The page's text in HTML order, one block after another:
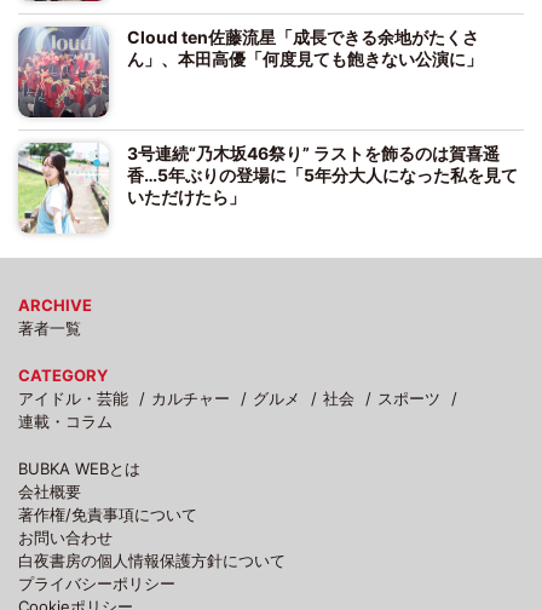
Cloud ten佐藤流星「成長できる余地がたくさ
ん」、本田高優「何度見ても飽きない公演に」
3号連続“乃木坂46祭り” ラストを飾るのは賀喜遥
香…5年ぶりの登場に「5年分大人になった私を見て
いただけたら」
ARCHIVE
著者一覧
CATEGORY
アイドル・芸能
カルチャー グルメ 社会
スポーツ
連載・コラム
BUBKA WEBとは
会社概要
著作権/免責事項について
お問い合わせ
白夜書房の個人情報保護方針について
プライバシーポリシー